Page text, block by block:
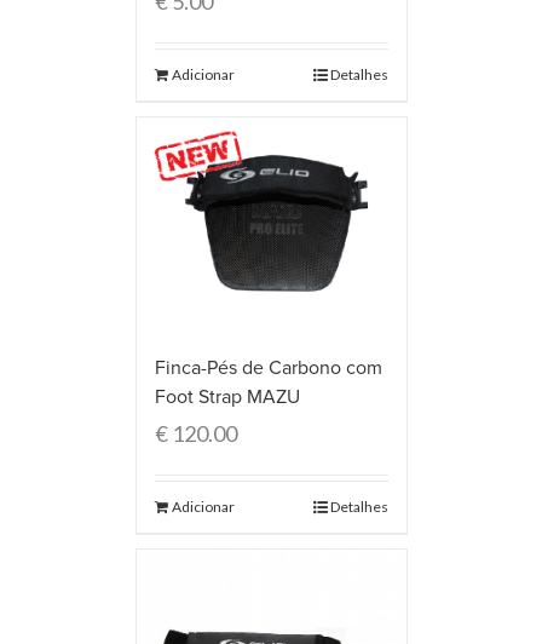
Adicionar Detalhes
Finca-Pés de Carbono com
Foot Strap MAZU
€120.00
Adicionar Detalhes